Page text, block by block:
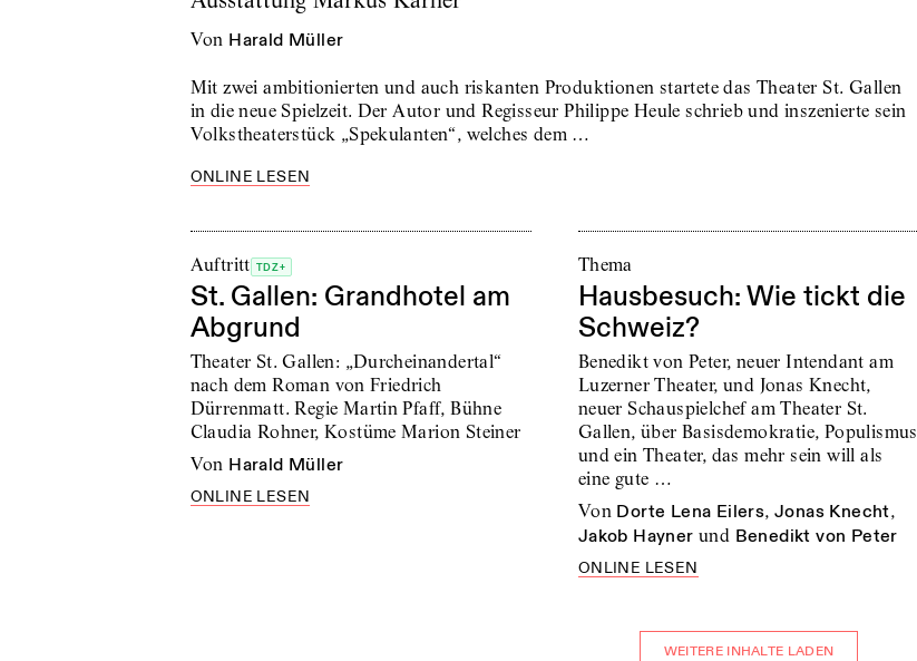
von Harald Müller
Mit zwei ambitionierten und auch riskanten Produktionen startete das Theater St. Gallen
in die neue Spielzeit. Der Autor und Regisseur Philippe Heule schrieb und inszenierte sein
Volkstheaterstück „Spekulanten“, welches dem …
ONLINE LESEN
Auftritt TDZ+
St. Gallen: Grandhotel am
Abgrund
Theater St. Gallen: „Durcheinandertal“
nach dem Roman von Friedrich
Dürrenmatt. Regie Martin Pfaff, Bühne
Claudia Rohner, Kostüme Marion Steiner
von Harald Müller
ONLINE LESEN
Thema
Hausbesuch: Wie tickt die
Schweiz?
Benedikt von Peter, neuer Intendant am
Luzerner Theater, und Jonas Knecht,
neuer Schauspielchef am Theater St.
Gallen, über Basisdemokratie, Populismus
und ein Theater, das mehr sein will als
eine gute …
von Dorte Lena Eilers,Jonas Knecht,
Jakob Hayner und Benedikt von Peter
ONLINE LESEN
WEITERE INHALTE LADEN